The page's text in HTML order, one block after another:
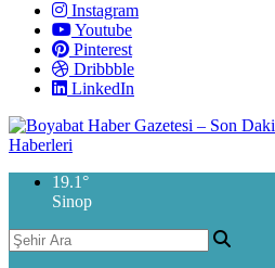
Instagram
Youtube
Pinterest
Dribbble
LinkedIn
19.1 °
Sinop